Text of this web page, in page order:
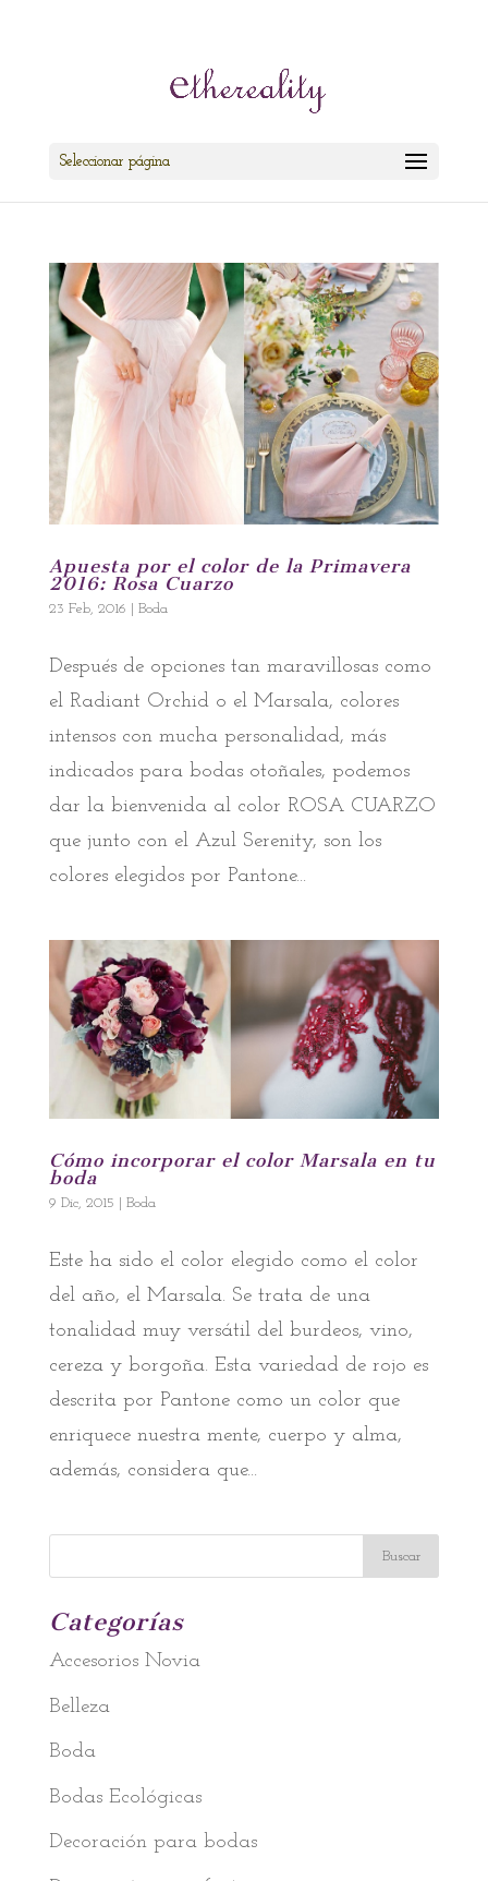
Seleccionar página
Apuesta por el color de la Primavera
2016: Rosa Cuarzo
23 Feb, 2016 Boda
Después de opciones tan maravillosas como
el Radiant Orchid o el Marsala, colores
intensos con mucha personalidad, más
indicados para bodas otoñales, podemos
dar la bienvenida al color ROSA CUARZO
que junto con el Azul Serenity, son los
colores elegidos por Pantone...
Cómo incorporar el color Marsala en tu
boda
9 Dic, 2015 Boda
Este ha sido el color elegido como el color
del año, el Marsala. Se trata de una
tonalidad muy versátil del burdeos, vino,
cereza y borgoña. Esta variedad de rojo es
descrita por Pantone como un color que
enriquece nuestra mente, cuerpo y alma,
además, considera que...
Categorías
Accesorios Novia
Belleza
Boda
Bodas Ecológicas
Decoración para bodas